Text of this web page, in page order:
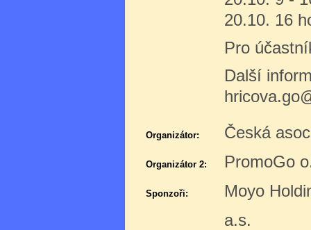
20.10. 16
Pro
Další
Organizátor: Česká
Organizátor 2: PromoGo
Sponzoři:
Moyo
a.s.